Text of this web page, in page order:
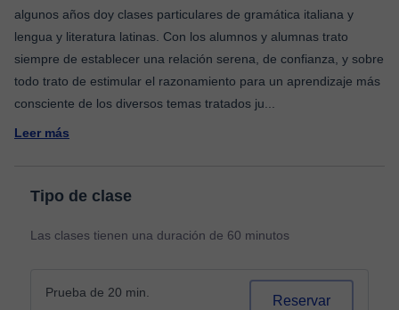
algunos años doy clases particulares de gramática italiana y
lengua y literatura latinas. Con los alumnos y alumnas trato
siempre de establecer una relación serena, de confianza, y sobre
todo trato de estimular el razonamiento para un aprendizaje más
consciente de los diversos temas tratados ju
Leer más
Tipo de clase
Las clases tienen una duración de 60 minutos
Prueba de 20 min.
Reservar